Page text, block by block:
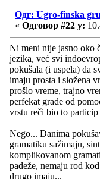
Одг: Ugro-finska
« Одговор #22 у:
Ni meni nije jasno oko
jezika, već svi
pokušala (i uspela) da
imaju prosta i složena
prošlo vreme, trajno
perfekat grade od
vrstu reči bio to
Nego... Danima
gramatiku sažimaju,
komplikovanom
padeže, nemaju rod
drugo imaju...